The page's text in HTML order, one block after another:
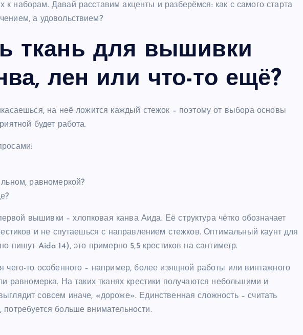
наборам. Давай расставим акценты и разберёмся: как с самого старта
а удовольствием?
ткань для вышивки
лен или что-то ещё?
на неё ложится каждый стежок – поэтому от выбора основы
будет работа.
равномеркой?
вышивки – хлопковая канва Аида. Её структура чётко обозначает
и не спутаешься с направлением стежков. Оптимальный каунт для
пишут Aida 14), это примерно 5,5 крестиков на сантиметр.
чего-то особенного – например, более изящной работы или винтажного
равномерка. На таких тканях крестики получаются небольшими и
совсем иначе, «дороже». Единственная сложность – считать
больше внимательности.